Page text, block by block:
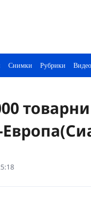
Снимки Рубрики Видео